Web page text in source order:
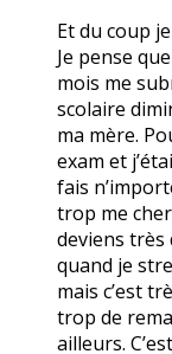
Et du coup
Je pense
mois me
scolaire
ma mère.
exam et
fais
trop me
deviens très
quand je
mais c’est
trop de
ailleurs.